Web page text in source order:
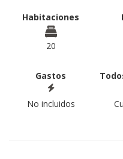
Habitaciones
20
Gastos
No incluidos